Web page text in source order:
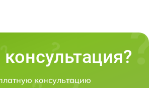
консультацию